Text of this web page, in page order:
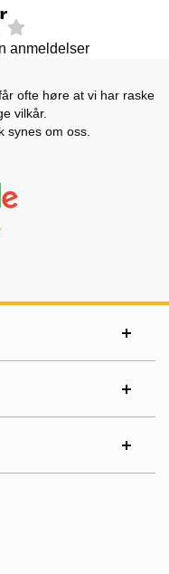
anmeldelser
ofte høre at vi har raske
vilkår.
synes om oss.
4.6 Stjerne